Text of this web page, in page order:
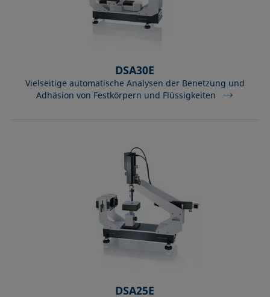
DSA30E
Vielseitige automatische Analysen der Benetzung und
Adhäsion von Festkörpern und Flüssigkeiten
DSA25E